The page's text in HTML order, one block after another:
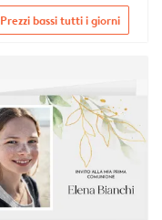
Prezzi bassi tutti i giorni